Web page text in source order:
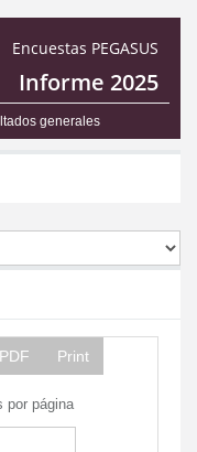
Encuestas PEGASUS
Informe 2025
generales
PDF Print
por página